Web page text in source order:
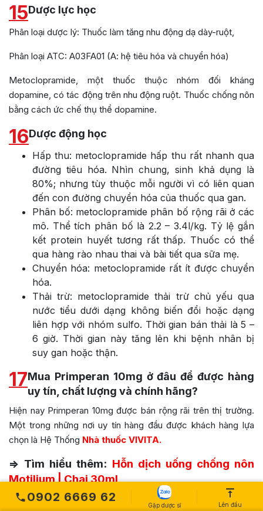
15Dược lực học
Phân loại dược lý: Thuốc làm tăng nhu động dạ dày-ruột,
Phân loại ATC: A03FA01 (A: hệ tiêu hóa và chuyển hóa)
Metoclopramide, một thuốc thuộc nhóm đối kháng
dopamine, có tác động trên nhu động ruột. Thuốc chống nôn
bằng cách ức chế thụ thể dopamine.
16Dược động học
Hấp thu: metoclopramide hấp thu rất nhanh qua
đường tiêu hóa. Nhìn chung, sinh khả dụng là
80%; nhưng tùy thuộc mỗi người vì có liên quan
đến con đường chuyển hóa của thuốc qua gan.
Phân bố: metoclopramide phân bố rộng rãi ở các
mô. Thể tích phân bố là 2.2 – 3.4l/kg. Tỷ lệ gắn
kết protein huyết tương rất thấp. Thuốc có thể
qua hàng rào nhau thai và bài tiết qua sữa mẹ.
Chuyển hóa: metoclopramide rất ít được chuyển
hóa.
Thải trừ: metoclopramide thải trừ chủ yếu qua
nước tiểu dưới dạng không biến đổi hoặc dạng
liên hợp với nhóm sulfo. Thời gian bán thải là 5 –
6 giờ. Thời gian này tăng lên khi bệnh nhân bị
suy gan hoặc thận.
17Mua Primperan 10mg ở đâu để được hàng
uy tín, chất lượng và chính hãng?
Hiện nay Primperan 10mg được bán rộng rãi trên thị trường.
Một trong những nơi uy tín hàng đầu được khách hàng lựa
chọn là Hệ Thống Nhà thuốc VIVITA.
=> Tìm hiểu thêm: Hỗn dịch uống chống nôn
Motilium | Chai 30ml
0902 6669 62
Gặp dược sĩ Lên đầu